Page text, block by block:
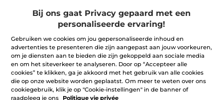
100% plantaardig
60 hectare
biologische velden
Meer zien
Bij ons gaat Privacy gepaard met een
personaliseerde ervaring!
Gebruiken we cookies om jou gepersonaliseerde inhoud en
advertenties te presenteren die zijn aangepast aan jouw voorkeuren,
om je diensten aan te bieden die zijn gekoppeld aan sociale media
en om het siteverkeer te analyseren. Door op “Accepteer alle
cookies” te klikken, ga je akkoord met het gebruik van alle cookies
die op onze website worden geplaatst. Om meer te weten over ons
cookiegebruik, klik je op "Cookie-instellingen" in de banner of
raadpleeg je ons
Politique vie privée